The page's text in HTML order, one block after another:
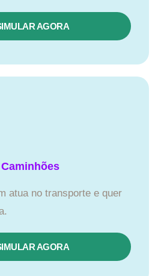
AGORA
atua no transporte e quer
AGORA